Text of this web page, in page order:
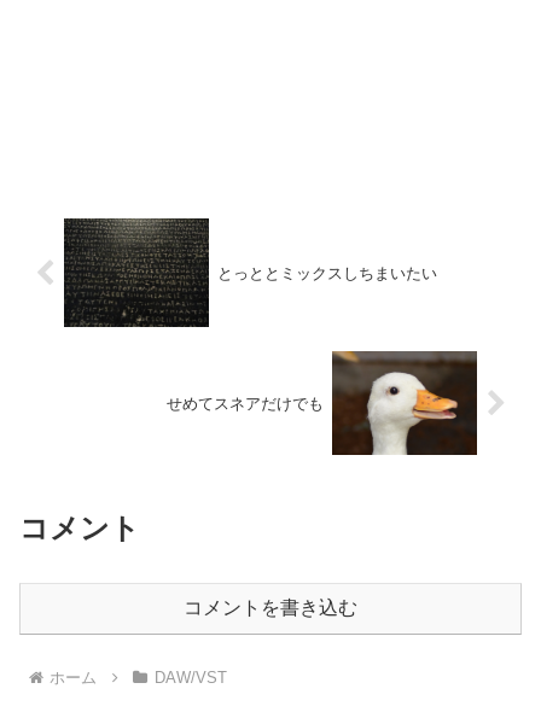
とっととミックスしちまいたい
せめてスネアだけでも
コメント
コメントを書き込む
ホーム DAW/VST